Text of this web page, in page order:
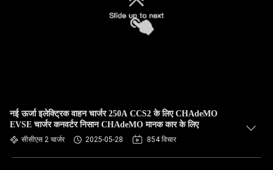
नई ऊर्जा इलेक्ट्रिक वाहन चार्जर 250A CCS2 के लिए CHAdeMO
EVSE चार्जर कनवर्टर निसान CHAdeMO मानक कार के लिए
सीसीएस 2 चार्जर 2025-05-28 854 विचार